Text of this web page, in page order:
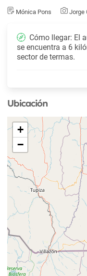
Mónica Pons Jorge
Cómo llegar: El
se encuentra a 6
sector de termas.
Ubicación
+
−